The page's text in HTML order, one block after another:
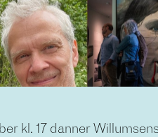
kl. 17 danner